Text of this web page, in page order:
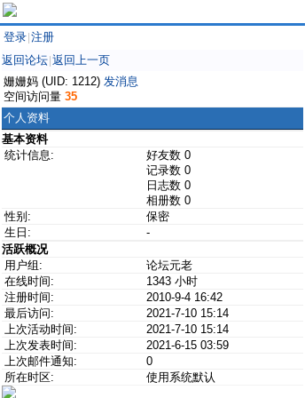
登录 注册
返回论坛 返回上一页
姗姗妈 (UID: 1212) 发消息
空间访问量 35
个人资料
基本资料
统计信息:
好友数 0
记录数 0
日志数 0
相册数 0
性别:
保密
生日:
-
活跃概况
用户组:
论坛元老
在线时间:
1343 小时
注册时间:
2010-9-4 16:42
最后访问:
2021-7-10 15:14
上次活动时间:
2021-7-10 15:14
上次发表时间:
2021-6-15 03:59
上次邮件通知:
0
所在时区:
使用系统默认